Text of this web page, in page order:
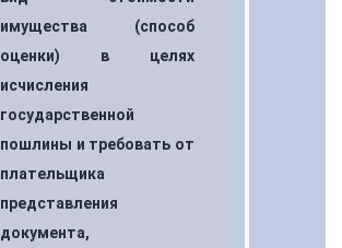
имущества (способ
оценки) в целях
исчисления
государственной
пошлины и требовать от
плательщика
представления
документа,